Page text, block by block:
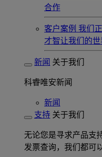
合作
客户案例 我们
才智让我们的
新闻 关于我们
科睿唯安新闻
新闻
支持 关于我们
无论您是寻求产品支
发票查询，我们都可